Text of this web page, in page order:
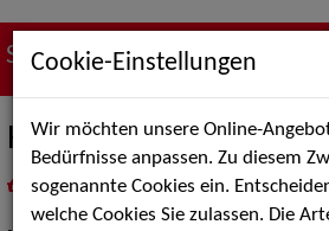
Suche nach Künstler*innen
Helmut Mayr
inMeine Merklistelegen
Cookie-Einstellungen
Wir möchten unsere Online-
Bedürfnisse anpassen. Zu diesem
sogenannte Cookies ein.
welche Cookies Sie zulassen. Die